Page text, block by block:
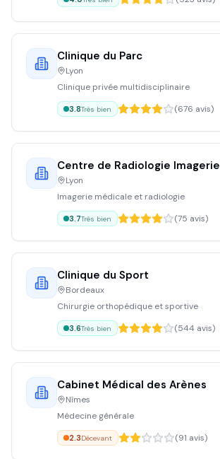
Clinique du Parc
Lyon
Clinique privée multidisciplinaire
3.8Très bien (676 avis)
Centre de Radiologie Imagerie
Lyon
Imagerie médicale et radiologie
3.7Très bien (75 avis)
Clinique du Sport
Bordeaux
Chirurgie orthopédique et sportive
3.6Très bien (544 avis)
Cabinet Médical des Arènes
Nîmes
Médecine générale
2.3Décevant (91 avis)